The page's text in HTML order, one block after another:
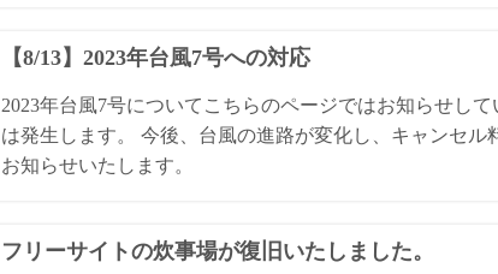
【8/13】2023年台風7号への対応
2023年台風7号についてこちらのページではお知らせし
は発生します。 今後、台風の進路が変化し、キャンセ
お知らせいたします。
フリーサイトの炊事場が復旧いたしました。